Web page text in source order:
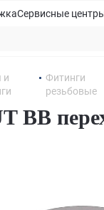
Сервисные
и
Фитинги
резьбовые
ВВ